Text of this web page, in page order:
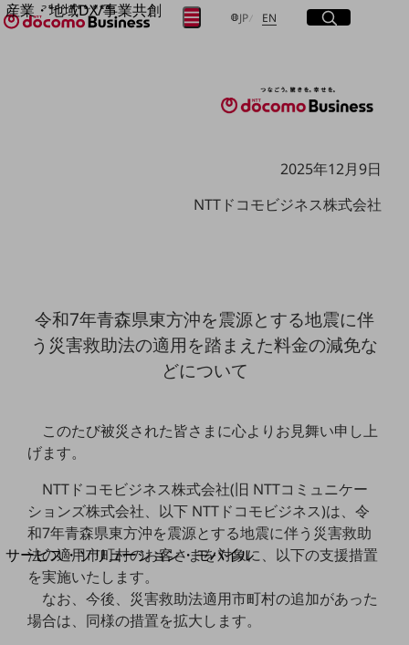
産業・地域DX/事業共創
OPEN HUB for Plural Futures
産業・地域DXプラットフォーマーとして
Smart Mobility
Smart Worksite
生成AI(Generative AI)
自治体・地域社会との共創
LGPF(Local Government Platform)
別ウィンドウで開きます
サービス・ソリューション・モバイル
サービス・ソリューションTOP
DXに関する課題を解決する
サービス・ソリューションをご紹介
JP日本語
EN Englishサイト内検索
開く
メニュー
開く
2025年12月9日
NTTドコモビジネス株式会社
令和7年青森県東方沖を震源とする地震に伴
う災害救助法の適用を踏まえた料金の減免な
どについて
このたび被災された皆さまに心よりお見舞い申し上
げます。
NTTドコモビジネス株式会社(旧 NTTコミュニケー
ションズ株式会社、以下 NTTドコモビジネス)は、令
和7年青森県東方沖を震源とする地震に伴う災害救助
法の適用市町村のお客さまを対象に、以下の支援措置
を実施いたします。
なお、今後、災害救助法適用市町村の追加があった
場合は、同様の措置を拡大します。